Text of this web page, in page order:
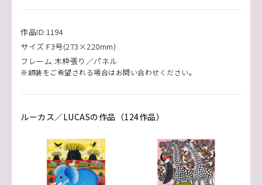
作品ID:1194
サイズ:F3号(273×220mm)
フレーム:木枠張り／パネル
※額装をご希望される場合はお問い合わせください。
ルーカス／LUCASの作品（124作品）